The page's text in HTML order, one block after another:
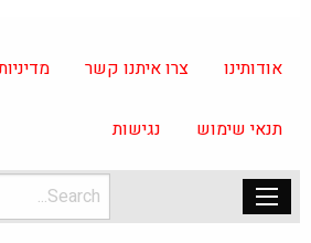
אודותינו צרו איתנו קשר
תנאי שימוש נגישות